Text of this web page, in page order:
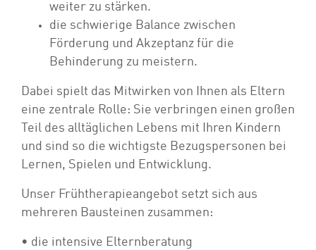
weiter zu stärken.
die schwierige Balance zwischen
Förderung und Akzeptanz für die
Behinderung zu meistern.
Dabei spielt das Mitwirken von Ihnen als Eltern
eine zentrale Rolle: Sie verbringen einen großen
Teil des alltäglichen Lebens mit Ihren Kindern
und sind so die wichtigste Bezugspersonen bei
Lernen, Spielen und Entwicklung.
Unser Frühtherapieangebot setzt sich aus
mehreren Bausteinen zusammen:
• die intensive Elternberatung